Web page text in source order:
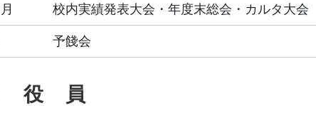
校内実績発表大会・年度末総会・カルタ大会
予餞会
役 員